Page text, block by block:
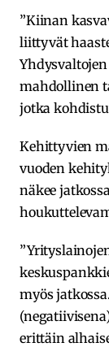
”Kiinan
liittyvät
mahdollinen
jotka
Kehittyvien
vuoden
näkee
myös
erittäin